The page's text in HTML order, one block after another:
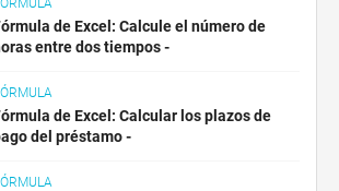
de Excel: Calcule el número de
entre dos tiempos -
de Excel: Calcular los plazos de
del préstamo -